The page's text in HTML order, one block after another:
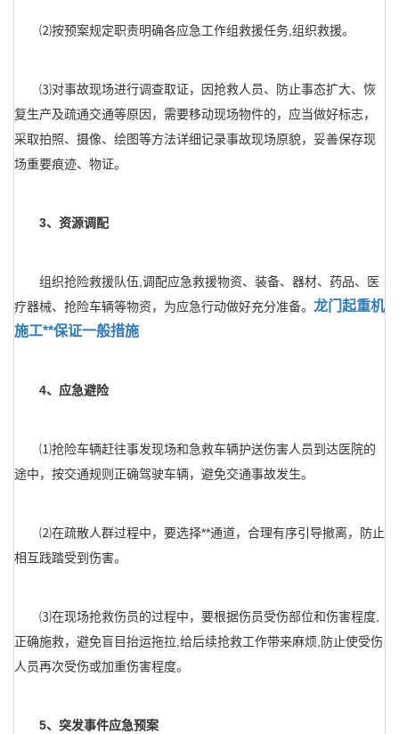
⑵按预案规定职责明确各应急工作组救援任务,组织救援。
⑶对事故现场进行调查取证，因抢救人员、防止事态扩大、恢
复生产及疏通交通等原因，需要移动现场物件的，应当做好标志，
采取拍照、摄像、绘图等方法详细记录事故现场原貌，妥善保存现
场重要痕迹、物证。
3、资源调配
组织抢险救援队伍,调配应急救援物资、装备、器材、药品、医
疗器械、抢险车辆等物资，为应急行动做好充分准备。 龙门起重机
施工**保证一般措施
4、应急避险
⑴抢险车辆赶往事发现场和急救车辆护送伤害人员到达医院的
途中，按交通规则正确驾驶车辆，避免交通事故发生。
⑵在疏散人群过程中，要选择**通道，合理有序引导撤离，防止
相互践踏受到伤害。
⑶在现场抢救伤员的过程中，要根据伤员受伤部位和伤害程度,
正确施救，避免盲目抬运拖拉,给后续抢救工作带来麻烦,防止使受伤
人员再次受伤或加重伤害程度。
5、突发事件应急预案